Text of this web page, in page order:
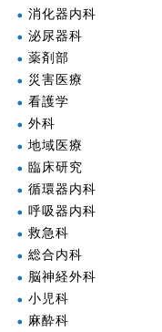
消化器内科
泌尿器科
薬剤部
災害医療
看護学
外科
地域医療
臨床研究
循環器内科
呼吸器内科
救急科
総合内科
脳神経外科
小児科
麻酔科